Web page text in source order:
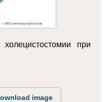
при
image